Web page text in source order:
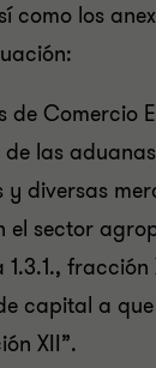
como los
de Comercio
las
y diversas
el sector
fracción
capital a
XII”.